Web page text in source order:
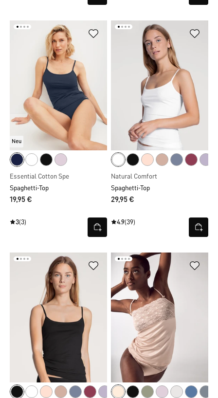
Neu
Essential Cotton Spe
Spaghetti-Top
19,95 €
3(3)
Natural Comfort
Spaghetti-Top
29,95 €
4.9(39)